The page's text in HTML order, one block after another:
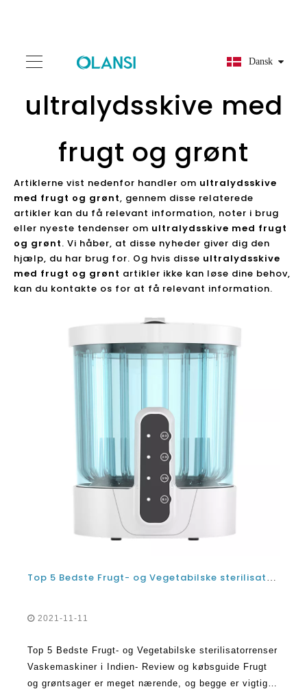
Dansk
ultralydsskive med
frugt og grønt
Artiklerne vist nedenfor handler om ultralydsskive
med frugt og grønt, gennem disse relaterede
artikler kan du få relevant information, noter i brug
eller nyeste tendenser om ultralydsskive med frugt
og grønt. Vi håber, at disse nyheder giver dig den
hjælp, du har brug for. Og hvis disse ultralydsskive
med frugt og grønt artikler ikke kan løse dine behov,
kan du kontakte os for at få relevant information.
Top 5 Bedste Frugt- og Vegetabilske sterilisatorrenser Vaskemaskiner i Indien- Review og Buying Guide
2021-11-11
Top 5 Bedste Frugt- og Vegetabilske sterilisatorrenser
Vaskemaskiner i Indien- Review og købsguide Frugt
og grøntsager er meget nærende, og begge er vigtige